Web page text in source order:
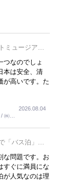
ミュージア
つなのでしょ
本は安全、清
が高いです。た
ようなイベン
人にとっても
㈱ツ
2026.08.04
バス泊」人
な問題です。お
すぐに満員にな
が人気なのは理